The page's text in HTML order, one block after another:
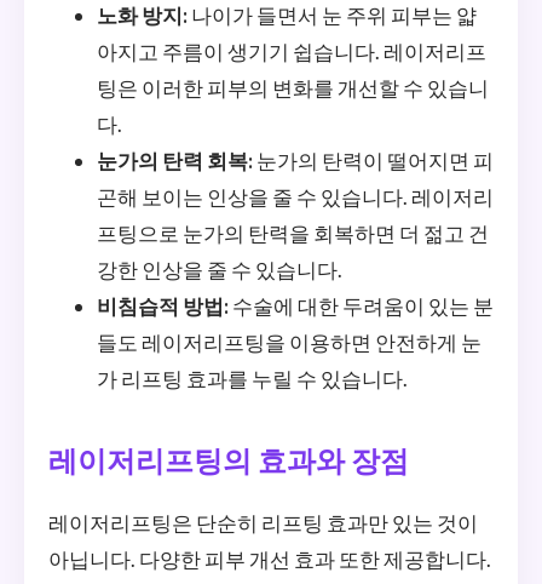
노화 방지: 나이가 들면서 눈 주위 피부는 얇
아지고 주름이 생기기 쉽습니다. 레이저리프
팅은 이러한 피부의 변화를 개선할 수 있습니
다.
눈가의 탄력 회복: 눈가의 탄력이 떨어지면 피
곤해 보이는 인상을 줄 수 있습니다. 레이저리
프팅으로 눈가의 탄력을 회복하면 더 젊고 건
강한 인상을 줄 수 있습니다.
비침습적 방법: 수술에 대한 두려움이 있는 분
들도 레이저리프팅을 이용하면 안전하게 눈
가 리프팅 효과를 누릴 수 있습니다.
레이저리프팅의 효과와 장점
레이저리프팅은 단순히 리프팅 효과만 있는 것이
아닙니다. 다양한 피부 개선 효과 또한 제공합니다.